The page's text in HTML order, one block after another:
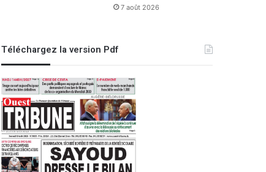
7 août 2026
Téléchargez la version Pdf